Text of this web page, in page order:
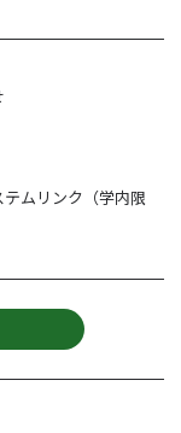
ムリンク（学内限